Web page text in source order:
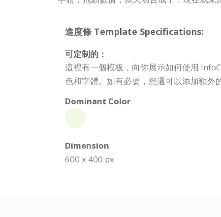
進度條 Template Specifications:
可定制的：
這裡有一個模板，向你展示如何使用
色和字體。如有必要，您還可以添加額外
Dominant Color
Dimension
600 x 400 px